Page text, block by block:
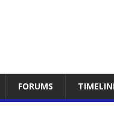
FORUMS